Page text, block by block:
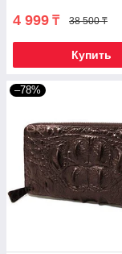
4 999 ₸ 38 500 ₸
Купить
–78%